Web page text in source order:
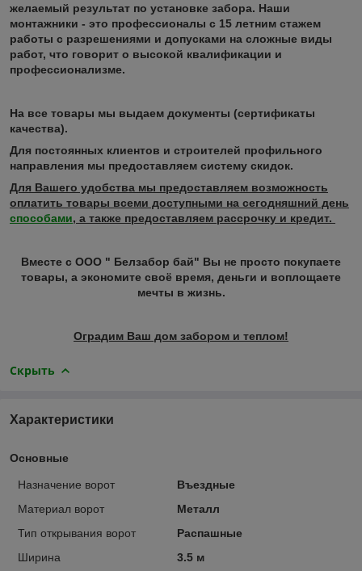
желаемый результат по установке забора. Наши
монтажники - это профессионалы с 15 летним стажем
работы с разрешениями и допусками на сложные виды
работ, что говорит о высокой квалификации и
профессионализме.
На все товары мы выдаем документы (сертификаты
качества).
Для постоянных клиентов и строителей профильного
направления мы предоставляем систему скидок.
Для Вашего удобства мы предоставляем возможность
оплатить товары всеми доступными на сегодняшний день
способами, а также предоставляем рассрочку и кредит.
Вместе с ООО " Белзабор бай" Вы не просто покупаете
товары, а экономите своё время, деньги и воплощаете
мечты в жизнь.
Оградим Ваш дом забором и теплом!
Скрыть
Характеристики
Основные
Назначение ворот
Въездные
Материал ворот
Металл
Тип открывания ворот
Распашные
Ширина
3.5 м